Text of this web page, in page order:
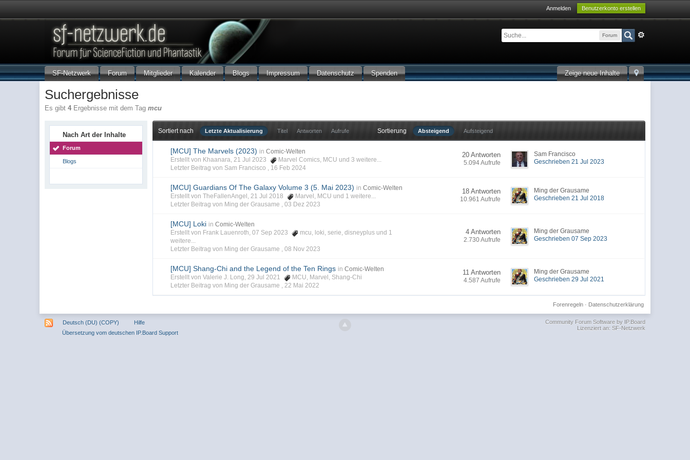
Anmelden Benutzerkonto erstellen
Forum
Zeige neue Inhalte
SF-Netzwerk Forum Mitglieder Kalender Blogs Impressum Datenschutz Spenden
Suchergebnisse
Es gibt4 Ergebnisse mit dem Tagmcu
Nach Art der Inhalte
Forum
Blogs
Sortiert nach Letzte Aktualisierung Titel Antworten Aufrufe Sortierung Absteigend Aufsteigend
[MCU] The Marvels (2023) in Comic-Welten
Erstellt von Khaanara, 21 Jul 2023
Marvel Comics, MCU und 3 weitere...
Letzter Beitrag von Sam Francisco , 16 Feb 2024
20 Antworten
5.094 Aufrufe
Sam Francisco
Geschrieben 21 Jul 2023
[MCU] Guardians Of The Galaxy Volume 3 (5. Mai 2023) in Comic-Welten
Erstellt von TheFallenAngel, 21 Jul 2018
Marvel , MCU und 1 weitere...
Letzter Beitrag von Ming der Grausame ,03 Dez 2023
18 Antworten
10.961 Aufrufe
Ming der Grausame
Geschrieben 21 Jul 2018
[MCU] Loki in Comic-Welten
Erstellt von Frank Lauenroth, 07 Sep 2023
mcu, loki,serie,disneyplus und 1
weitere...
Letzter Beitrag von Ming der Grausame ,08 Nov 2023
4 Antworten
2.730 Aufrufe
Ming der Grausame
Geschrieben 07 Sep 2023
[MCU] Shang-Chi and the Legend of the Ten Rings in Comic-Welten
Erstellt von Valerie J. Long, 29 Jul 2021
MCU, Marvel , Shang-Chi
Letzter Beitrag von Ming der Grausame ,22 Mai 2022
11 Antworten
4.587 Aufrufe
Ming der Grausame
Geschrieben 29 Jul 2021
Datenschutzerklärung
Forenregeln·
Deutsch (DU) (COPY)
Hilfe
Übersetzung vom deutschen IP.Board Support
Community Forum Software by IP.Board
Lizenziert an: SF-Netzwerk